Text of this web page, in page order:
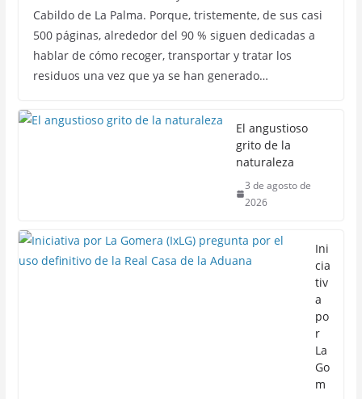
Cabildo de La Palma. Porque, tristemente, de sus casi
500 páginas, alrededor del 90 % siguen dedicadas a
hablar de cómo recoger, transportar y tratar los
residuos una vez que ya se han generado…
El angustioso
grito de la
naturaleza
3 de agosto de
2026
Ini
cia
tiv
a
po
r
La
Go
m